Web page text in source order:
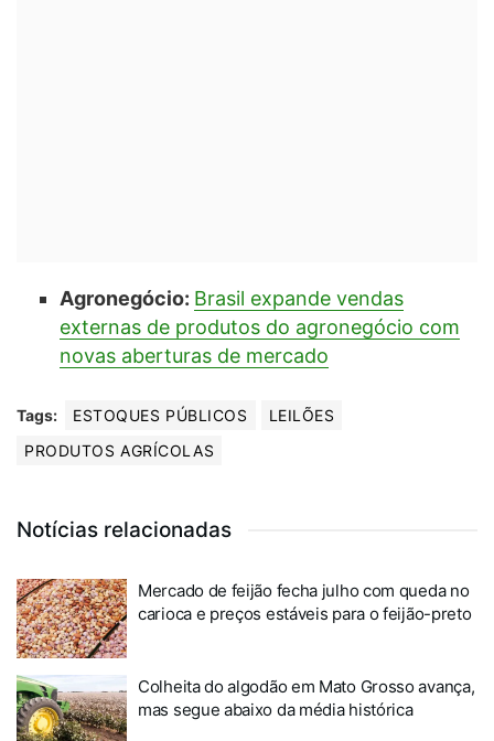
Agronegócio: Brasil expande vendas
externas de produtos do agronegócio com
novas aberturas de mercado
Tags: ESTOQUES PÚBLICOS
LEILÕES
PRODUTOS AGRÍCOLAS
Notícias relacionadas
Mercado de feijão fecha julho com queda no
carioca e preços estáveis para o feijão-preto
Colheita do algodão em Mato Grosso avança,
mas segue abaixo da média histórica